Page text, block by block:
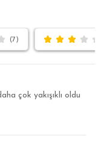
(7)
çok yakışıklı oldu